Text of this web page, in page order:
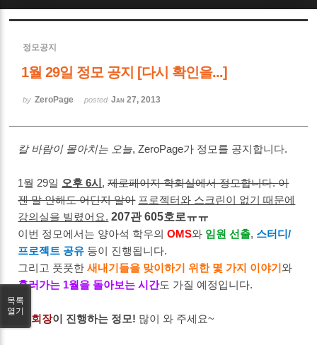
정모공지
1월 29일 정모 공지 [다시 확인을...]
by ZeroPage posted Jan 27, 2013
칼 바람이 몰아치는 오늘, ZeroPage가 정모를 공지합니다.
1월 29일 오후 6시,제로페이지 학회실에서 정모합니다.이
젠 말 안해도 어딘지 알아 프로젝터와 스크린이 없기 때문에
강의실을 빌렸어요. 207관 605호로ㅠㅠ
이번 정모에서는 양아석 학우의OMS와 임원 선출, 스터디/
프로젝트 공유 등이 진행됩니다.
그리고 풋풋한새내기들을 맞이하기 위한 몇 가지 이야기와
흘러가는 1월을 돌아보는 시간도 가질 예정입니다.
새 회장이 진행하는 정모! 많이 와 주세요~
목록
열기
Sketchbook5, 스케치북5
Sketchbook5, 스케치북5